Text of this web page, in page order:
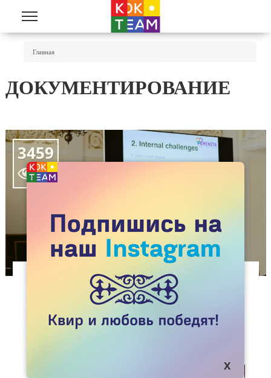
Перейти к основному содержанию
Главная
ДОКУМЕНТИРОВАНИЕ
3459

FEMINITA В ВАРШАВЕ
17
17-18 мая Feminita приняла участие во